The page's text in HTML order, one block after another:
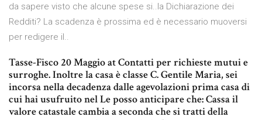
da sapere visto che alcune spese si..la Dichiarazione dei
Redditi? La scadenza è prossima ed è necessario muoversi
per redigere il..
Tasse-Fisco 20 Maggio at Contatti per richieste mutui e
surroghe. Inoltre la casa è classe C. Gentile Maria, sei
incorsa nella decadenza dalle agevolazioni prima casa di
cui hai usufruito nel Le posso anticipare che: Cassa il
valore catastale cambia a seconda che si tratti della